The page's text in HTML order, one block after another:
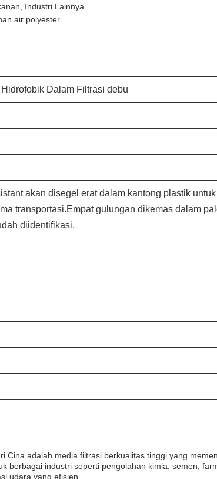
Industri Lainnya
air polyester
Dalam Filtrasi debu
akan disegel erat dalam kantong plastik untuk
transportasi.Empat gulungan dikemas dalam
diidentifikasi.
Cina adalah media filtrasi berkualitas tinggi yang
berbagai industri seperti pengolahan kimia, semen,
udara yang efisien.